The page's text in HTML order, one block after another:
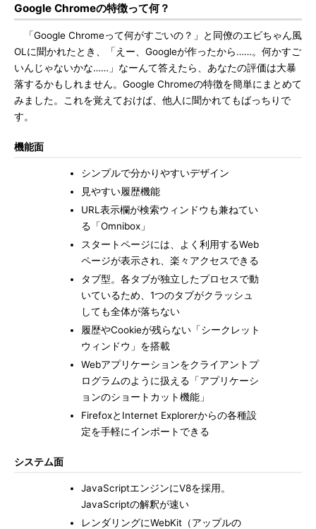
Google Chromeの特徴って何？
「Google Chromeって何がすごいの？」と同僚のエビちゃん風
OLに聞かれたとき、「えー、Googleが作ったから……。何かすご
いんじゃないかな……」なーんて答えたら、あなたの評価は大暴
落するかもしれません。Google Chromeの特徴を簡単にまとめて
みました。これを覚えておけば、他人に聞かれてもばっちりで
す。
機能面
シンプルで分かりやすいデザイン
見やすい履歴機能
URL表示欄が検索ウィンドウも兼ねてい
る「Omnibox」
スタートページには、よく利用するWeb
ページが表示され、楽々アクセスできる
タブ型。各タブが独立したプロセスで動
いているため、1つのタブがクラッシュ
しても全体が落ちない
履歴やCookieが残らない「シークレット
ウィンドウ」を搭載
Webアプリケーションをクライアントプ
ログラムのように扱える「アプリケーシ
ョンのショートカット機能」
FirefoxとInternet Explorerからの各種設
定を手軽にインポートできる
システム面
JavaScriptエンジンにV8を採用。
JavaScriptの解釈が速い
レンダリングにWebKit（アップルの